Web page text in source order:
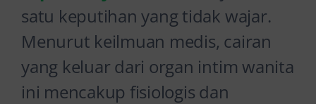
satu keputihan yang tidak wajar.
Menurut keilmuan medis, cairan
yang keluar dari organ intim wanita
ini mencakup fisiologis dan